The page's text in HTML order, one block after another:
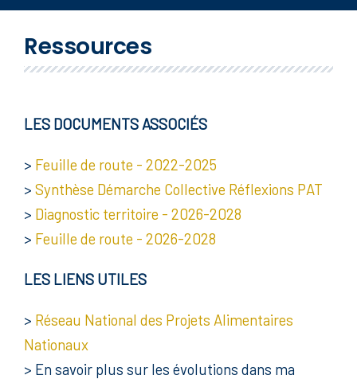
Ressources
LES DOCUMENTS ASSOCIÉS
> Feuille de route - 2022-2025
> Synthèse Démarche Collective Réflexions PAT
> Diagnostic territoire - 2026-2028
> Feuille de route - 2026-2028
LES LIENS UTILES
> Réseau National des Projets Alimentaires
Nationaux
> En savoir plus sur les évolutions dans ma